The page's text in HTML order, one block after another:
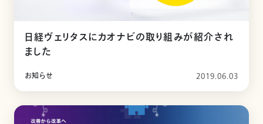
日経ヴェリタスにカオナビの取り組みが紹介され
ました
お知らせ 2019.06.03